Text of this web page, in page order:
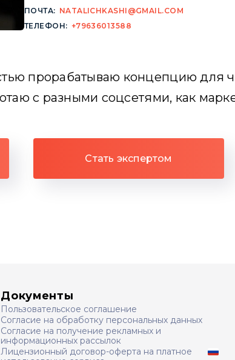
ПОЧТА: NATALICHKASHI@GMAIL.COM
ТЕЛЕФОН: +79636013588
прорабатываю концепцию для
с разными соцсетями, как
Стать экспертом
Документы
Пользовательское соглашение
Согласие на обработку персональных данных
Согласие на получение рекламных и
информационных рассылок
Лицензионный договор-оферта на платное